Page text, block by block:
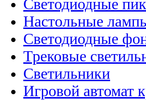
Светодиодные
Настольные
Светодиодные
Трековые
Светильники
Игровой автомат